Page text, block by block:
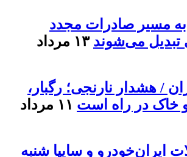
به مسیر صادرات مجدد
تبدیل می‌شوند
۱۳ مرداد
/ هشدار نارنجی؛ رگبار،
خاک در راه است
۱۱ مرداد
ایران‌خودرو و سایپا شنبه